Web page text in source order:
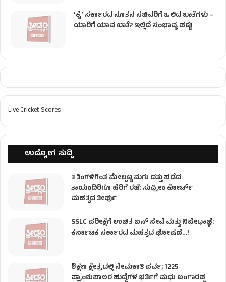
ʻಕೈʼ ಸರ್ಕಾರದ ನೂತನ ಸಚಿವರಿಗೆ ಒಲಿದ ಖಾತೆಗಳು –
ಯಾರಿಗೆ ಯಾವ ಖಾತೆ? ಇಲ್ಲಿದೆ ಸಂಭಾವ್ಯ ಪಟ್ಟಿ!
Live Cricket Scores
ಉದ್ಯೋಗ ಸುದ್ದಿ
3 ತಿಂಗಳಿಗಿಂತ ಮೇಲ್ಪಟ್ಟ ಮಗು ದತ್ತು ಪಡೆದ
ತಾಯಂದಿರಿಗೂ ಹೆರಿಗೆ ರಜೆ: ಸುಪ್ರೀಂ ಕೋರ್ಟ್
ಮಹತ್ವದ ತೀರ್ಪು
SSLC ಪರೀಕ್ಷೆಗೆ ಉಚಿತ ಬಸ್ ಸೇವೆ ಮತ್ತು ನಿಷೇಧಾಜ್ಞೆ:
ಕರ್ನಾಟಕ ಸರ್ಕಾರದ ಮಹತ್ವದ ಘೋಷಣೆ…!
ಶಿಕ್ಷಣ ಕ್ಷೇತ್ರದಲ್ಲಿ ನೇಮಕಾತಿ ಪರ್ವ; 1225
ಪ್ರಾಂಶುಪಾಲರ ಹುದ್ದೆಗಳ ಭರ್ತಿಗೆ ಮಧು ಬಂಗಾರಪ್ಪ